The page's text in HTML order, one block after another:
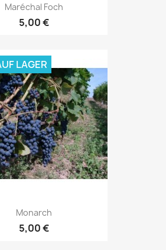
Maréchal Foch
5,00 €
Monarch
5,00 €
LAGER